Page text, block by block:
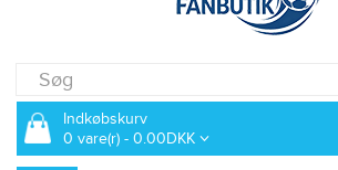
Indkøbskurv
0 vare(r) - 0.00DKK